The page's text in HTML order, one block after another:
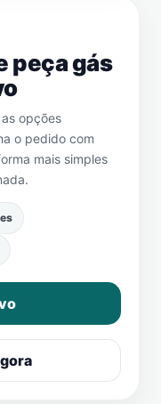
peça gás
opções
o pedido com
mais simples
.